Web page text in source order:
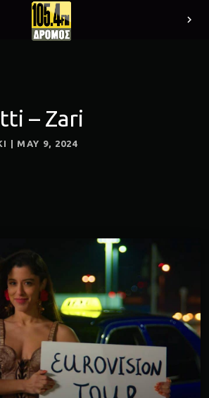
chevron_right
– Zari
| MAY 9, 2024